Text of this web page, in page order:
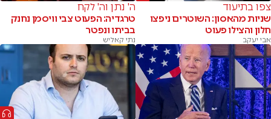
צפו בתיעוד
שניות מהאסון: השוטרים ניפצו
חלון והצילו פעוט
אבי יעקב
ה' נתן וה' לקח
טרגדיה: הפעוט צבי וויסמן נחנק
בביתו ונפטר
נתי קאליש